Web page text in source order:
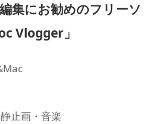
集にお勧めのフリーソ
Vlogger」
止画・音楽